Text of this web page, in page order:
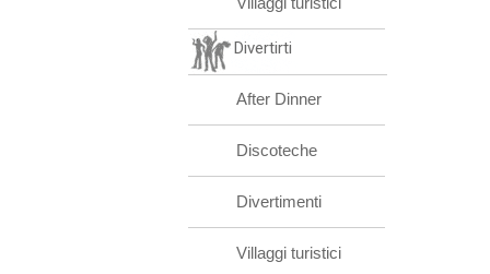
Divertirti
After Dinner
Discoteche
Divertimenti
Villaggi turistici